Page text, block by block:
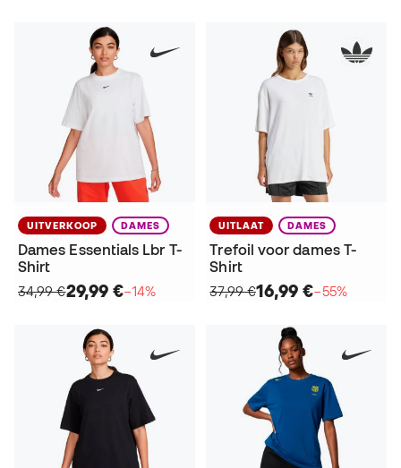
UITVERKOOP DAMES
Dames Essentials Lbr T-
Shirt
34,99 €29,99 €−14%
UITLAAT DAMES
Trefoil voor dames T-
Shirt
37,99 €16,99 €−55%